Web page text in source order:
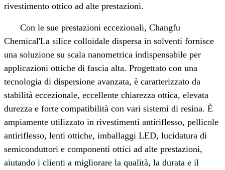
rivestimento ottico ad alte prestazioni.
Con le sue prestazioni eccezionali, Changfu
Chemical'La silice colloidale dispersa in solventi fornisce
una soluzione su scala nanometrica indispensabile per
applicazioni ottiche di fascia alta. Progettato con una
tecnologia di dispersione avanzata, è caratterizzato da
stabilità eccezionale, eccellente chiarezza ottica, elevata
durezza e forte compatibilità con vari sistemi di resina. È
ampiamente utilizzato in rivestimenti antiriflesso, pellicole
antiriflesso, lenti ottiche, imballaggi LED, lucidatura di
semiconduttori e componenti ottici ad alte prestazioni,
aiutando i clienti a migliorare la qualità, la durata e il